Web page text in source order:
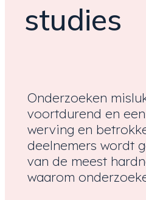
studies
Onderzoeken
voortdurend en
werving en
deelnemers wordt
van de meest
waarom